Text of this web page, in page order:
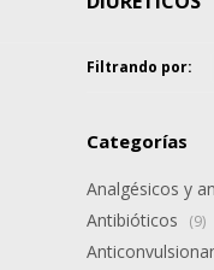
Filtrando por:
Categorías
Analgésicos y
Antibióticos (9)